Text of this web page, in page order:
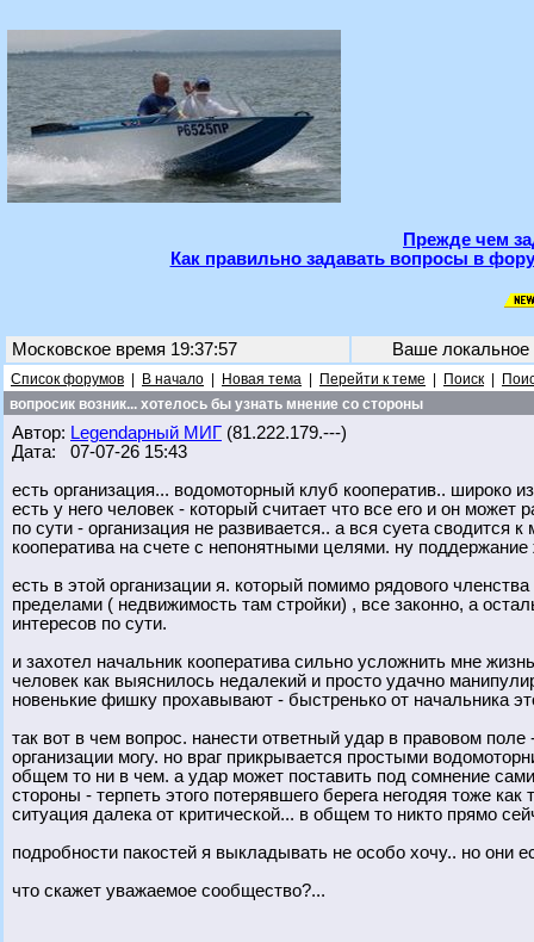
Прежде чем
Как правильно задавать вопросы в
Московское время 19:37:57 Ваше
Список форумов В начало Новая тема Перейти к теме Поиск
вопросик возник... хотелось бы узнать мнение со стороны
Автор: Legendарный МИГ (81.222.179.---)
Дата: 07-07-26 15:43
есть организация... водомоторный клуб кооператив.. широко
есть у него человек - который считает что все его и он
по сути - организация не развивается.. а вся суета
кооператива на счете с непонятными целями. ну
есть в этой организации я. который помимо рядового
пределами ( недвижимость там стройки) , все законно, а
интересов по сути.
и захотел начальник кооператива сильно усложнить мне
человек как выяснилось недалекий и просто удачно
новенькие фишку прохавывают - быстренько от начальника
так вот в чем вопрос. нанести ответный удар в правовом
организации могу. но враг прикрывается простыми
общем то ни в чем. а удар может поставить под сомнение
стороны - терпеть этого потерявшего берега негодяя тоже как
ситуация далека от критической... в общем то никто прямо
подробности пакостей я выкладывать не особо хочу.. но они
что скажет уважаемое сообщество?...